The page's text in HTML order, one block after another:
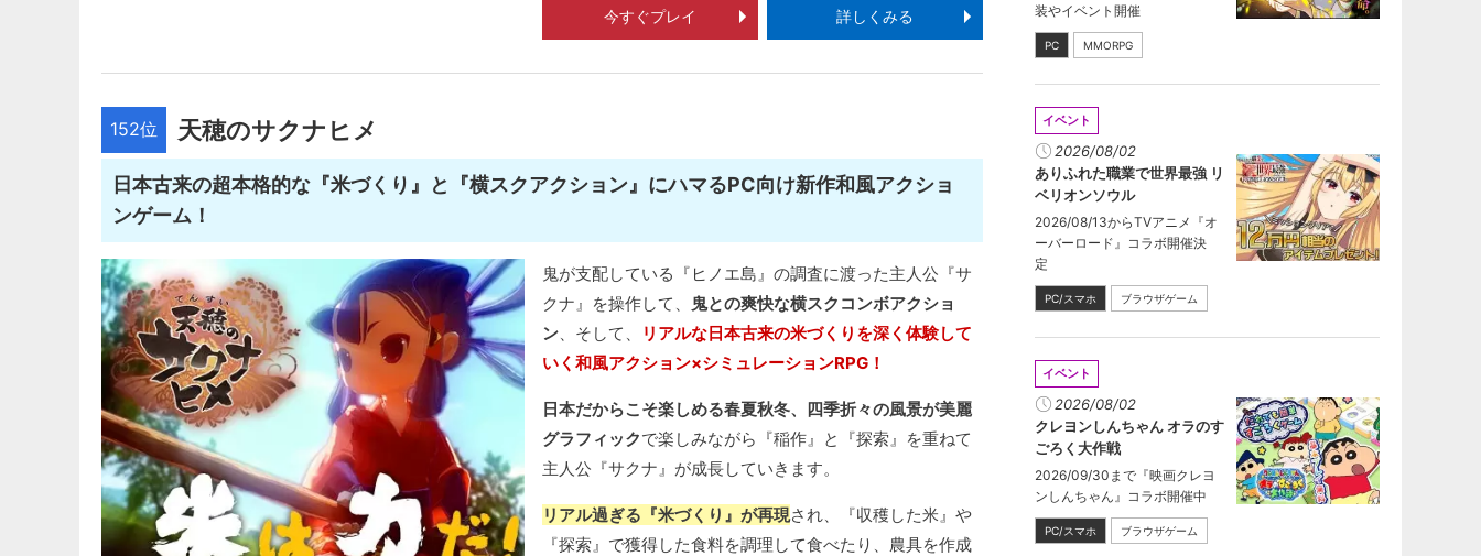
今すぐプレイ 詳しくみる
152位 天穂のサクナヒメ
日本古来の超本格的な『米づくり』と『横スクアクション』にハマるPC向け新作和風アクショ
ンゲーム！
鬼が支配している『ヒノエ島』の調査に渡った主人公『サ
クナ』を操作して、 鬼との爽快な横スクコンボアクショ
ン、そして、
リアルな日本古来の米づくりを深く体験して
いく和風アクション×シミュレーションRPG！
日本だからこそ楽しめる春夏秋冬、四季折々の風景が美麗
グラフィックで楽しみながら『稲作』と『探索』を重ねて
主人公『サクナ』が成長していきます。
リアル過ぎる『米づくり』が再現され、『収穫した米』や
『探索』で獲得した食料を調理して食べたり、農具を作成
装やイベント開催
PC MMORPG
イベント
2026/08/02
ありふれた職業で世界最強 リ
ベリオンソウル
2026/08/13からTVアニメ『オ
ーバーロード』コラボ開催決
定
PC/スマホ ブラウザゲーム
イベント
2026/08/02
クレヨンしんちゃん オラのす
ごろく大作戦
2026/09/30まで『映画クレヨ
ンしんちゃん』コラボ開催中
PC/スマホ ブラウザゲーム